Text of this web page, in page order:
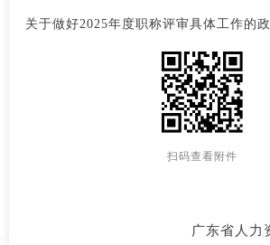
关于做好2025年度职称评审具体工作的
扫码查看附件
广东省人力